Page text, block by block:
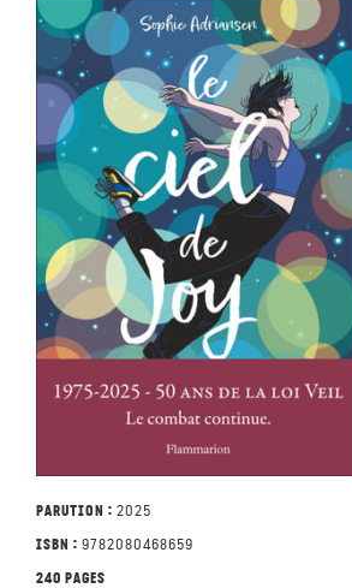
Parution : 2025
ISBN : 9782080468659
240 pages